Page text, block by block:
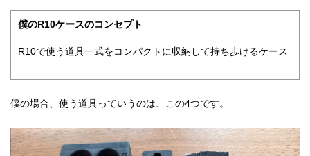
僕のR10ケースのコンセプト
R10で使う道具一式をコンパクトに収納して持ち歩けるケース
僕の場合、使う道具っていうのは、この4つです。